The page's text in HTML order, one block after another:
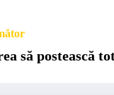
să postească